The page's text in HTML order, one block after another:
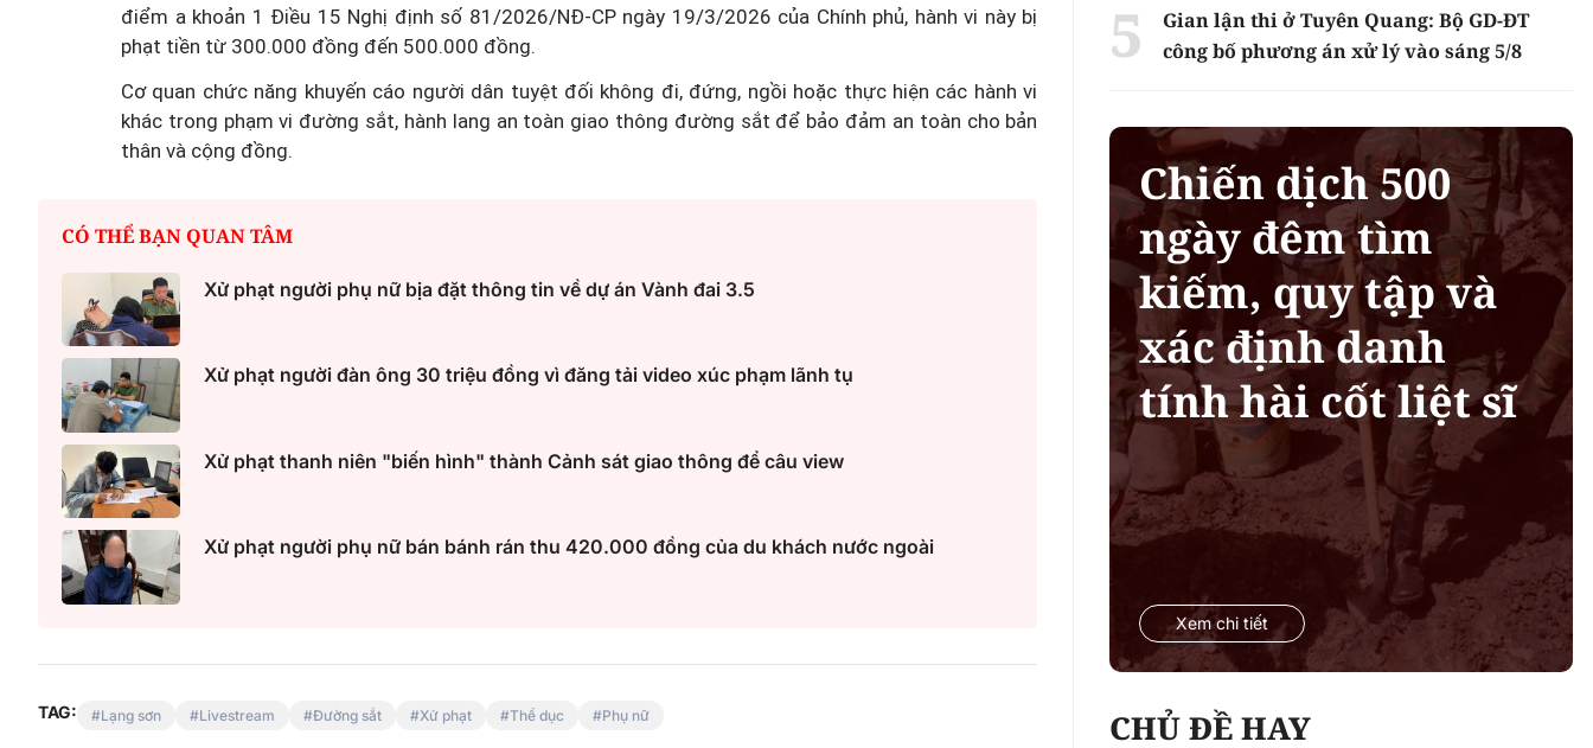
điểm a khoản 1 Điều 15 Nghị định số 81/2026/NĐ-CP ngày 19/3/2026 của Chính phủ, hành vi này bị
phạt tiền từ 300.000 đồng đến 500.000 đồng.
Cơ quan chức năng khuyến cáo người dân tuyệt đối không đi, đứng, ngồi hoặc thực hiện các hành vi
khác trong phạm vi đường sắt, hành lang an toàn giao thông đường sắt để bảo đảm an toàn cho bản
thân và cộng đồng.
CÓ THỂ BẠN QUAN TÂM
Xử phạt người phụ nữ bịa đặt thông tin về dự án Vành đai 3.5
Xử phạt người đàn ông 30 triệu đồng vì đăng tải video xúc phạm lãnh tụ
Xử phạt thanh niên "biến hình" thành Cảnh sát giao thông để câu view
Xử phạt người phụ nữ bán bánh rán thu 420.000 đồng của du khách nước ngoài
TAG: Lạng sơn Livestream Đường sắt Xử phạt Thể dục Phụ nữ
Gian lận thi ở Tuyên Quang: Bộ GD-ĐT
công bố phương án xử lý vào sáng 5/8
Chiến dịch 500
ngày đêm tìm
kiếm, quy tập và
xác định danh
tính hài cốt liệt sĩ
Xem chi tiết
CHỦ ĐỀ HAY